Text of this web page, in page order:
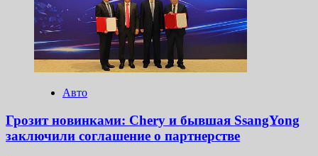
на рынке
Белоруссии
Авто
Грозит новинками: Chery и бывшая SsangYong
заключили соглашение о партнерстве